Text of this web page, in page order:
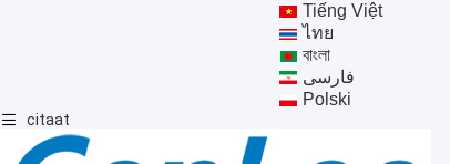
Tiếng Việt
ไทย
বাংলা
فارسی
Polski
citaat